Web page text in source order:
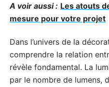
A voir aussi : Les atouts
mesure pour votre projet
Dans l’univers de la
comprendre la relation
révèle fondamental. La
par le nombre de lumens,